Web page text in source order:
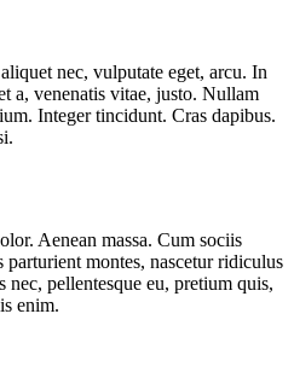
nec, vulputate eget, arcu. In
a, venenatis vitae, justo. Nullam
Integer tincidunt. Cras dapibus.
Aenean massa. Cum sociis
parturient montes, nascetur ridiculus
pellentesque eu, pretium quis,
enim.